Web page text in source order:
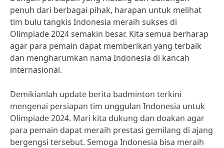
penuh dari berbagai pihak, harapan untuk melihat
tim bulu tangkis Indonesia meraih sukses di
Olimpiade 2024 semakin besar. Kita semua berharap
agar para pemain dapat memberikan yang terbaik
dan mengharumkan nama Indonesia di kancah
internasional.
Demikianlah update berita badminton terkini
mengenai persiapan tim unggulan Indonesia untuk
Olimpiade 2024. Mari kita dukung dan doakan agar
para pemain dapat meraih prestasi gemilang di ajang
bergengsi tersebut. Semoga Indonesia bisa meraih